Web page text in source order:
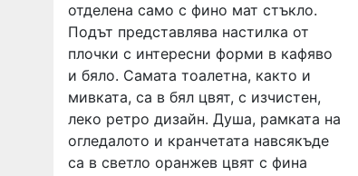
отделена само с фино мат стъкло.
Подът представлява настилка от
плочки с интересни форми в кафяво
и бяло. Самата тоалетна, както и
мивката, са в бял цвят, с изчистен,
леко ретро дизайн. Душа, рамката на
огледалото и кранчетата навсякъде
са в светло оранжев цвят с фина